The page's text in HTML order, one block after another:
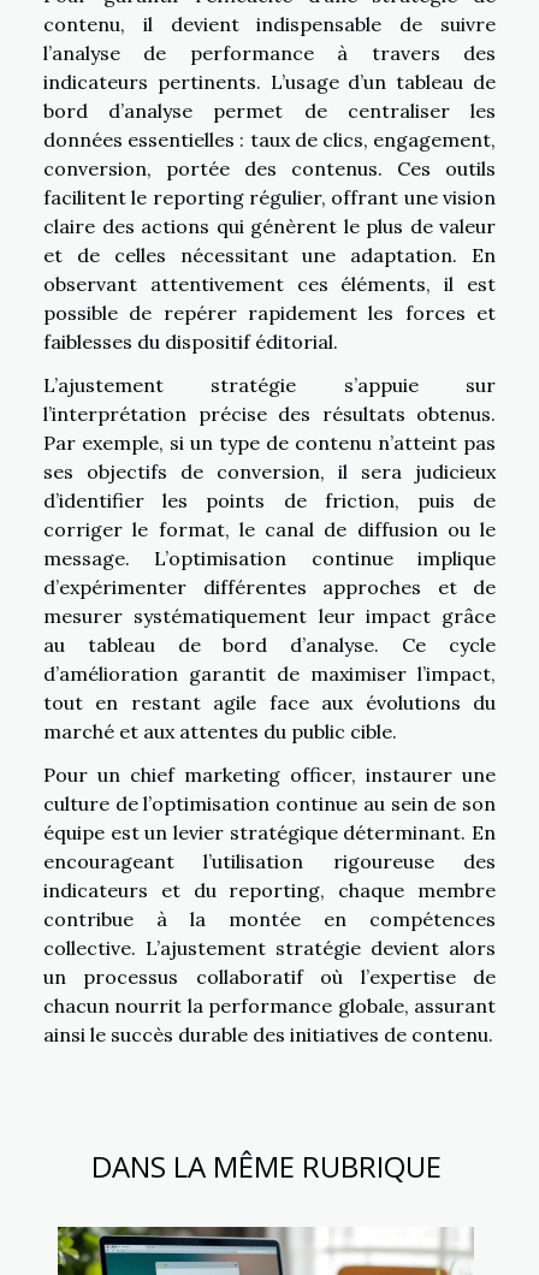
contenu, il devient indispensable de suivre
l’analyse de performance à travers des
indicateurs pertinents. L’usage d’un tableau de
bord d’analyse permet de centraliser les
données essentielles : taux de clics, engagement,
conversion, portée des contenus. Ces outils
facilitent le reporting régulier, offrant une vision
claire des actions qui génèrent le plus de valeur
et de celles nécessitant une adaptation. En
observant attentivement ces éléments, il est
possible de repérer rapidement les forces et
faiblesses du dispositif éditorial.
L’ajustement stratégie s’appuie sur
l’interprétation précise des résultats obtenus.
Par exemple, si un type de contenu n’atteint pas
ses objectifs de conversion, il sera judicieux
d’identifier les points de friction, puis de
corriger le format, le canal de diffusion ou le
message. L’optimisation continue implique
d’expérimenter différentes approches et de
mesurer systématiquement leur impact grâce
au tableau de bord d’analyse. Ce cycle
d’amélioration garantit de maximiser l’impact,
tout en restant agile face aux évolutions du
marché et aux attentes du public cible.
Pour un chief marketing officer, instaurer une
culture de l’optimisation continue au sein de son
équipe est un levier stratégique déterminant. En
encourageant l’utilisation rigoureuse des
indicateurs et du reporting, chaque membre
contribue à la montée en compétences
collective. L’ajustement stratégie devient alors
un processus collaboratif où l’expertise de
chacun nourrit la performance globale, assurant
ainsi le succès durable des initiatives de contenu.
DANS LA MÊME RUBRIQUE